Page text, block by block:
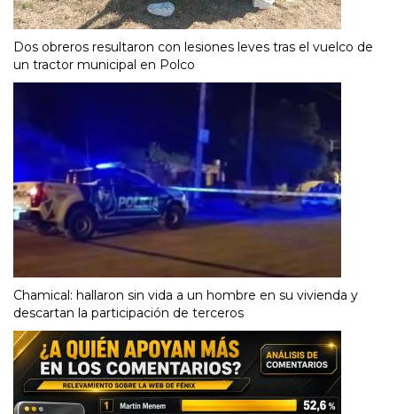
Dos obreros resultaron con lesiones leves tras el vuelco de
un tractor municipal en Polco
Chamical: hallaron sin vida a un hombre en su vivienda y
descartan la participación de terceros